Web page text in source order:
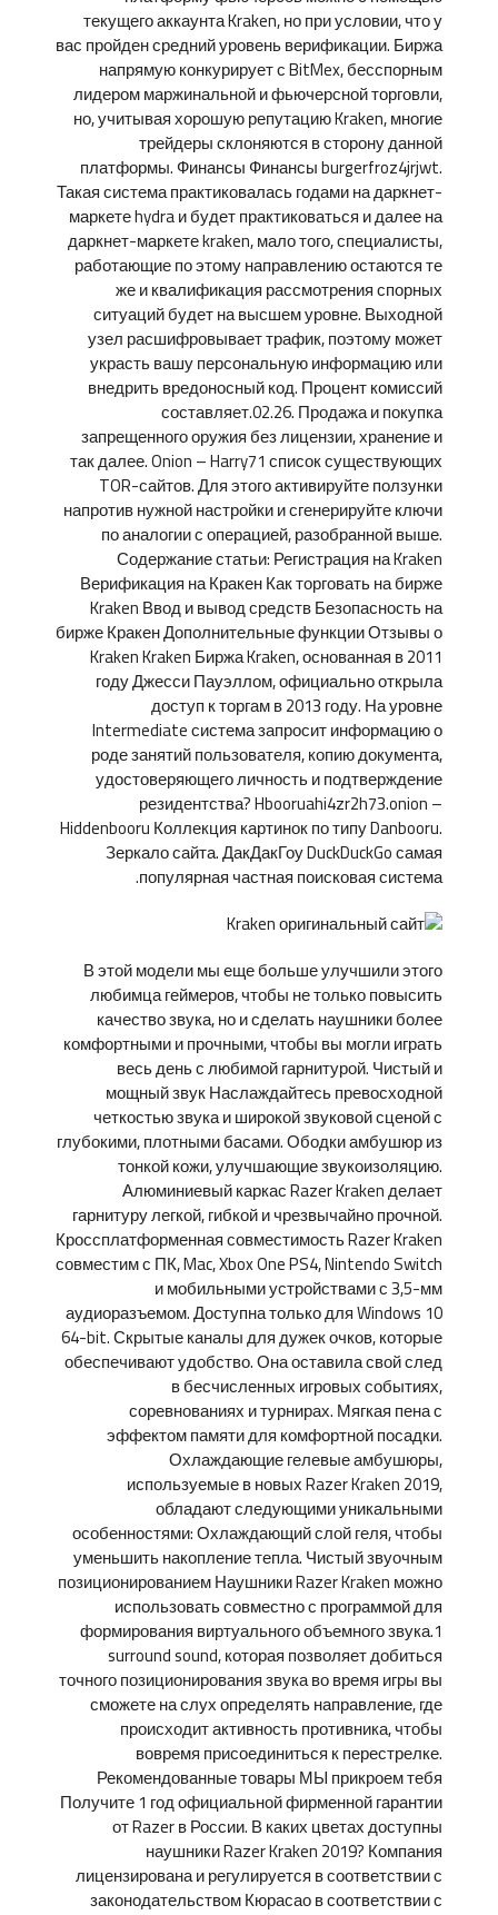
текущего аккаунта Kraken, но при условии, что у
вас пройден средний уровень верификации. Биржа
напрямую конкурирует с BitMex, бесспорным
лидером маржинальной и фьючерсной торговли,
но, учитывая хорошую репутацию Kraken, многие
трейдеры склоняются в сторону данной
платформы. Финансы Финансы burgerfroz4jrjwt.
Такая система практиковалась годами на даркнет-
маркете hydra и будет практиковаться и далее на
даркнет-маркете kraken, мало того, специалисты,
работающие по этому направлению остаются те
же и квалификация рассмотрения спорных
ситуаций будет на высшем уровне. Выходной
узел расшифровывает трафик, поэтому может
украсть вашу персональную информацию или
внедрить вредоносный код. Процент комиссий
составляет.02.26. Продажа и покупка
запрещенного оружия без лицензии, хранение и
так далее. Onion – Harry71 список существующих
TOR-сайтов. Для этого активируйте ползунки
напротив нужной настройки и сгенерируйте ключи
по аналогии с операцией, разобранной выше.
Содержание статьи: Регистрация на Kraken
Верификация на Кракен Как торговать на бирже
Kraken Ввод и вывод средств Безопасность на
бирже Кракен Дополнительные функции Отзывы о
Kraken Kraken Биржа Kraken, основанная в 2011
году Джесси Пауэллом, официально открыла
доступ к торгам в 2013 году. На уровне
Intermediate система запросит информацию о
роде занятий пользователя, копию документа,
удостоверяющего личность и подтверждение
резидентства? Hbooruahi4zr2h73.onion –
Hiddenbooru Коллекция картинок по типу Danbooru.
Зеркало сайта. ДакДакГоу DuckDuckGo самая
популярная частная поисковая система.
В этой модели мы еще больше улучшили этого
любимца геймеров, чтобы не только повысить
качество звука, но и сделать наушники более
комфортными и прочными, чтобы вы могли играть
весь день с любимой гарнитурой. Чистый и
мощный звук Наслаждайтесь превосходной
четкостью звука и широкой звуковой сценой с
глубокими, плотными басами. Ободки амбушюр из
тонкой кожи, улучшающие звукоизоляцию.
Алюминиевый каркас Razer Kraken делает
гарнитуру легкой, гибкой и чрезвычайно прочной.
Кроссплатформенная совместимость Razer Kraken
совместим с ПК, Mac, Xbox One PS4, Nintendo Switch
и мобильными устройствами с 3,5-мм
аудиоразъемом. Доступна только для Windows 10
64-bit. Скрытые каналы для дужек очков, которые
обеспечивают удобство. Она оставила свой след
в бесчисленных игровых событиях,
соревнованиях и турнирах. Мягкая пена с
эффектом памяти для комфортной посадки.
Охлаждающие гелевые амбушюры,
используемые в новых Razer Kraken 2019,
обладают следующими уникальными
особенностями: Охлаждающий слой геля, чтобы
уменьшить накопление тепла. Чистый звуочным
позиционированием Наушники Razer Kraken можно
использовать совместно с программой для
формирования виртуального объемного звука.1
surround sound, которая позволяет добиться
точного позиционирования звука во время игры вы
сможете на слух определять направление, где
происходит активность противника, чтобы
вовремя присоединиться к перестрелке.
Рекомендованные товары МЫ прикроем тебя
Получите 1 год официальной фирменной гарантии
от Razer в России. В каких цветах доступны
наушники Razer Kraken 2019? Компания
лицензирована и регулируется в соответствии с
законодательством Кюрасао в соответствии с